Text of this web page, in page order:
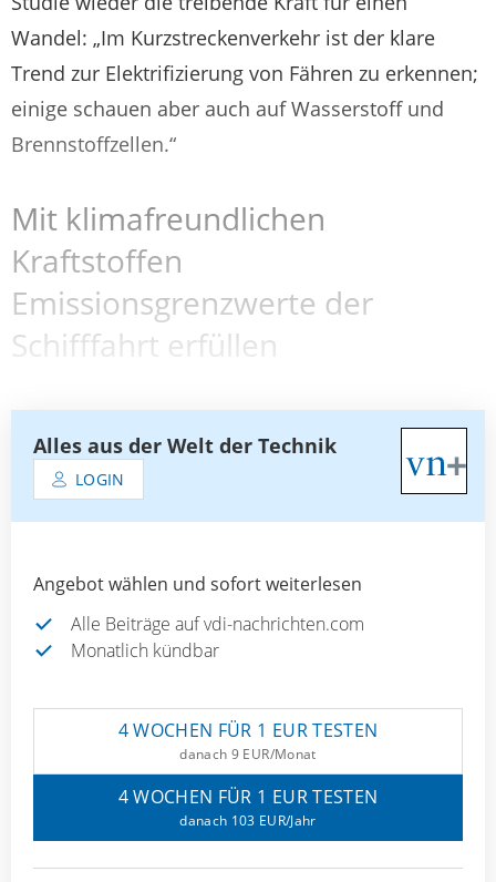
Wandel: „Im Kurzstreckenverkehr ist der klare
Trend zur Elektrifizierung von Fähren zu erkennen;
einige schauen aber auch auf Wasserstoff und
Brennstoffzellen.“
Mit klimafreundlichen
Kraftstoffen
Emissionsgrenzwerte der
Schifffahrt erfüllen
Alles aus der Welt der Technik
LOGIN
Angebot wählen und sofort weiterlesen
Alle Beiträge auf vdi-nachrichten.com
Monatlich kündbar
4 WOCHEN FÜR 1 EUR TESTEN
danach 9 EUR/Monat
4 WOCHEN FÜR 1 EUR TESTEN
danach 103 EUR/Jahr